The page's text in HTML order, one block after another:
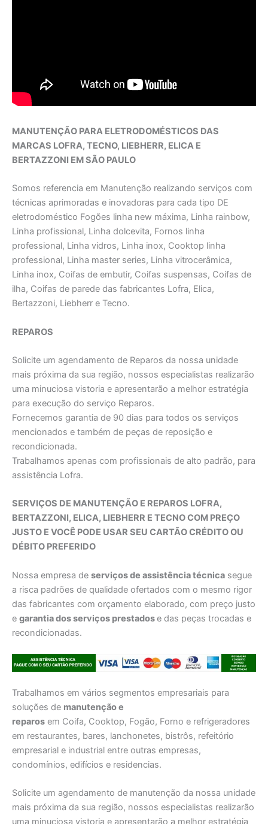
MANUTENÇÃO PARA ELETRODOMÉSTICOS DAS
MARCAS LOFRA, TECNO, LIEBHERR, ELICA E
BERTAZZONI EM SÃO PAULO
Somos referencia em Manutenção realizando serviços com
técnicas aprimoradas e inovadoras para cada tipo DE
eletrodoméstico Fogões linha new máxima, Linha rainbow,
Linha profissional, Linha dolcevita, Fornos linha
professional, Linha vidros, Linha inox, Cooktop linha
professional, Linha master series, Linha vitrocerâmica,
Linha inox, Coifas de embutir, Coifas suspensas, Coifas de
ilha, Coifas de parede das fabricantes Lofra, Elica,
Bertazzoni, Liebherr e Tecno.
REPAROS
Solicite um agendamento de Reparos da nossa unidade
mais próxima da sua região, nossos especialistas realizarão
uma minuciosa vistoria e apresentarão a melhor estratégia
para execução do serviço Reparos.
Fornecemos garantia de 90 dias para todos os serviços
mencionados e também de peças de reposição e
recondicionada.
Trabalhamos apenas com profissionais de alto padrão, para
assistência Lofra.
SERVIÇOS DE MANUTENÇÃO E REPAROS LOFRA,
BERTAZZONI, ELICA, LIEBHERR E TECNO COM PREÇO
JUSTO E VOCÊ PODE USAR SEU CARTÃO CRÉDITO OU
DÉBITO PREFERIDO
Nossa empresa de serviços de assistência técnica segue
a risca padrões de qualidade ofertados com o mesmo rigor
das fabricantes com orçamento elaborado, com preço justo
e garantia dos serviços prestadose das peças trocadas e
recondicionadas.
Trabalhamos em vários segmentos empresariais para
soluções de manutenção e
reparos em Coifa, Cooktop, Fogão, Forno e refrigeradores
em restaurantes, bares, lanchonetes, bistrôs, refeitório
empresarial e industrial entre outras empresas,
condomínios, edifícios e residencias.
Solicite um agendamento de manutenção da nossa unidade
mais próxima da sua região, nossos especialistas realizarão
uma minuciosa vistoria e apresentarão a melhor estratégia